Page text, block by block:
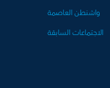
واشنطن العاصمة
الاجتماعات السابقة